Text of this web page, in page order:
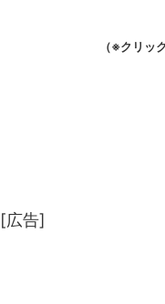
（※クリッ
[広告]